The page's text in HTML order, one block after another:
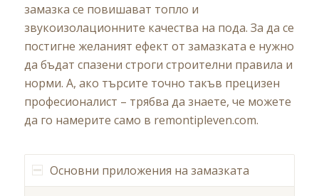
замазка се повишават топло и
звукоизолационните качества на пода. За да се
постигне желаният ефект от замазката е нужно
да бъдат спазени строги строителни правила и
норми. А, ако търсите точно такъв прецизен
професионалист – трябва да знаете, че можете
да го намерите само в remontipleven.com.
Основни приложения на замазката